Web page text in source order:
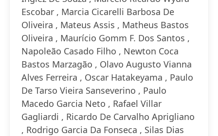
Escobar , Marcia Cicarelli Barbosa De
Oliveira , Mateus Assis , Matheus Bastos
Oliveira , Maurício Gomm F. Dos Santos ,
Napoleão Casado Filho , Newton Coca
Bastos Marzagão , Olavo Augusto Vianna
Alves Ferreira , Oscar Hatakeyama , Paulo
De Tarso Vieira Sanseverino , Paulo
Macedo Garcia Neto , Rafael Villar
Gagliardi , Ricardo De Carvalho Aprigliano
, Rodrigo Garcia Da Fonseca , Silas Dias